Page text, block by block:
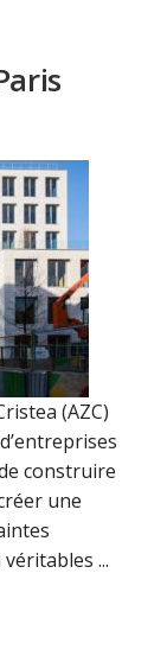
(AZC)
construire
une
...